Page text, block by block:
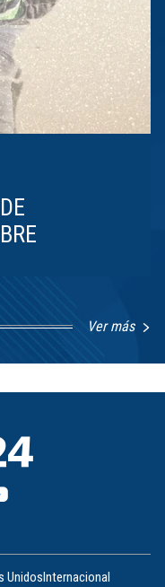
Ver más
UnidosInternacional